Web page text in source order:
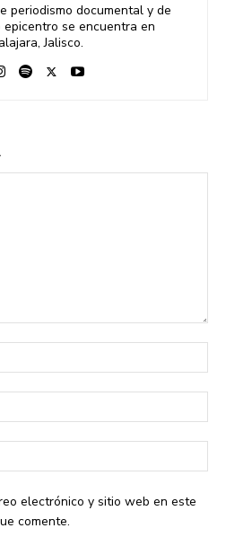
periodismo documental y de
se encuentra en
Jalisco.
electrónico y sitio web en este
comente.